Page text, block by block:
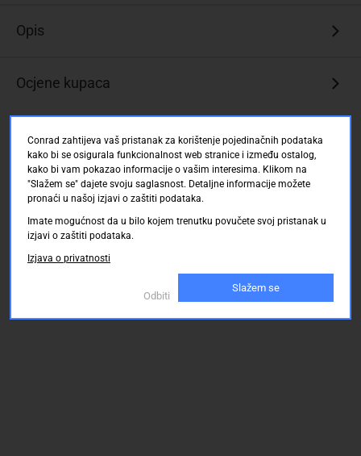
Opis
Ocjene kupaca
Conrad zahtijeva vaš pristanak za korištenje pojedinačnih podataka
kako bi se osigurala funkcionalnost web stranice i između ostalog,
kako bi vam pokazao informacije o vašim interesima. Klikom na
"Slažem se" dajete svoju saglasnost. Detaljne informacije možete
pronaći u našoj izjavi o zaštiti podataka.
Imate mogućnost da u bilo kojem trenutku povučete svoj pristanak u
izjavi o zaštiti podataka.
Izjava o privatnosti
Odbiti
Slažem se